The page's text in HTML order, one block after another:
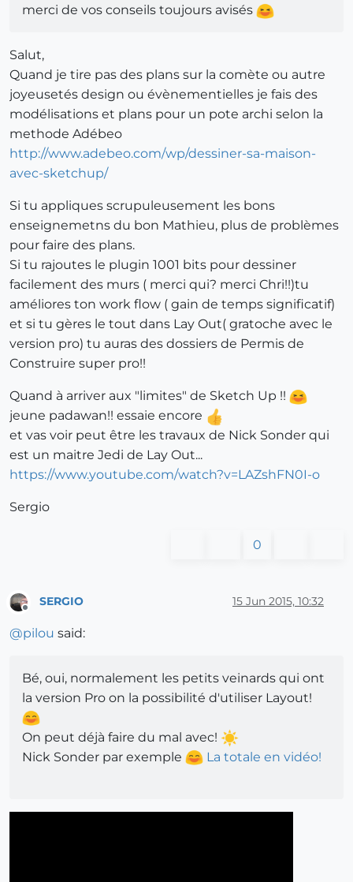
merci de vos conseils toujours avisés
Salut,
Quand je tire pas des plans sur la comète ou autre
joyeusetés design ou évènementielles je fais des
modélisations et plans pour un pote archi selon la
methode Adébeo
http://www.adebeo.com/wp/dessiner-sa-maison-
avec-sketchup/
Si tu appliques scrupuleusement les bons
enseignemetns du bon Mathieu, plus de problèmes
pour faire des plans.
Si tu rajoutes le plugin 1001 bits pour dessiner
facilement des murs ( merci qui? merci Chri!!)tu
améliores ton work flow ( gain de temps significatif)
et si tu gères le tout dans Lay Out( gratoche avec le
version pro) tu auras des dossiers de Permis de
Construire super pro!!
Quand à arriver aux "limites" de Sketch Up !!
jeune padawan!! essaie encore
et vas voir peut être les travaux de Nick Sonder qui
est un maitre Jedi de Lay Out...
https://www.youtube.com/watch?v=LAZshFN0I-o
Sergio
0
Offline
SERGIO 15 Jun 2015, 10:32
@pilou said:
Bé, oui, normalement les petits veinards qui ont
la version Pro on la possibilité d'utiliser Layout!
On peut déjà faire du mal avec!
Nick Sonder par exemple
La totale en vidéo!